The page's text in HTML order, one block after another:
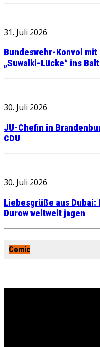
31. Juli 2026
Bundeswehr-Konvoi
„Suwalki-Lücke“ ins
30. Juli 2026
JU-Chefin in
CDU
30. Juli 2026
Liebesgrüße aus
Durow weltweit jagen
Comic